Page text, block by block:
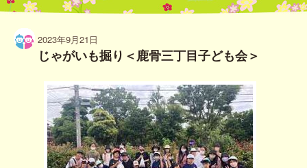
2023年9月21日
じゃがいも掘り＜鹿骨三丁目子ども会＞